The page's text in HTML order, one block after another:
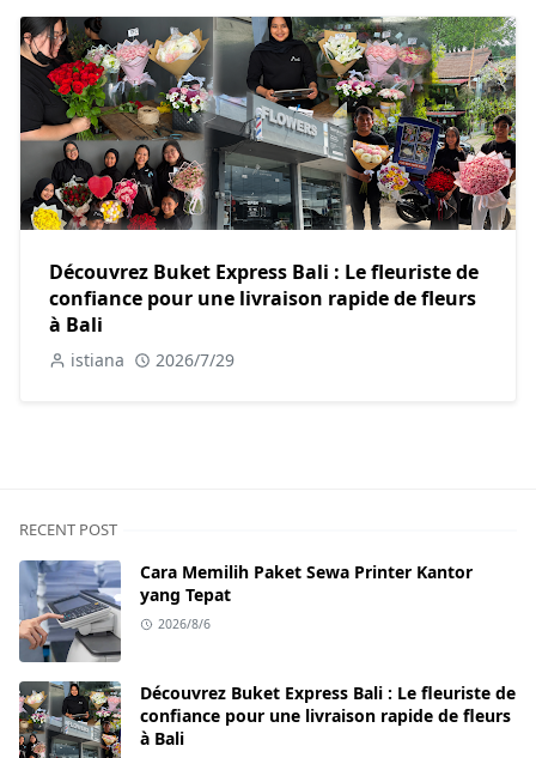
Découvrez Buket Express Bali : Le fleuriste de
confiance pour une livraison rapide de fleurs
à Bali
istiana 2026/7/29
RECENT POST
Cara Memilih Paket Sewa Printer Kantor
yang Tepat
2026/8/6
Découvrez Buket Express Bali : Le fleuriste de
confiance pour une livraison rapide de fleurs
à Bali